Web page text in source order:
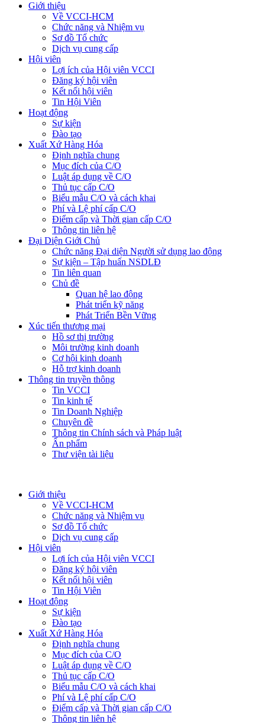
Giới thiệu
Về VCCI-HCM
Chức năng và Nhiệm vụ
Sơ đồ Tổ chức
Dịch vụ cung cấp
Hội viên
Lợi ích của Hội viên VCCI
Đăng ký hội viên
Kết nối hội viên
Tin Hội Viên
Hoạt động
Sự kiện
Đào tạo
Xuất Xứ Hàng Hóa
Định nghĩa chung
Mục đích của C/O
Luật áp dụng về C/O
Thủ tục cấp C/O
Biểu mẫu C/O và cách khai
Phí và Lệ phí cấp C/O
Điểm cấp và Thời gian cấp C/O
Thông tin liên hệ
Đại Diện Giới Chủ
Chức năng Đại diện Người sử dụng lao động
Sự kiện – Tập huấn NSDLĐ
Tin liên quan
Chủ đề
Quan hệ lao động
Phát triển kỹ năng
Phát Triển Bền Vững
Xúc tiến thương mại
Hồ sơ thị trường
Môi trường kinh doanh
Cơ hội kinh doanh
Hỗ trợ kinh doanh
Thông tin truyền thông
Tin VCCI
Tin kinh tế
Tin Doanh Nghiệp
Chuyên đề
Thông tin Chính sách và Pháp luật
Ấn phẩm
Thư viện tài liệu
Giới thiệu
Về VCCI-HCM
Chức năng và Nhiệm vụ
Sơ đồ Tổ chức
Dịch vụ cung cấp
Hội viên
Lợi ích của Hội viên VCCI
Đăng ký hội viên
Kết nối hội viên
Tin Hội Viên
Hoạt động
Sự kiện
Đào tạo
Xuất Xứ Hàng Hóa
Định nghĩa chung
Mục đích của C/O
Luật áp dụng về C/O
Thủ tục cấp C/O
Biểu mẫu C/O và cách khai
Phí và Lệ phí cấp C/O
Điểm cấp và Thời gian cấp C/O
Thông tin liên hệ